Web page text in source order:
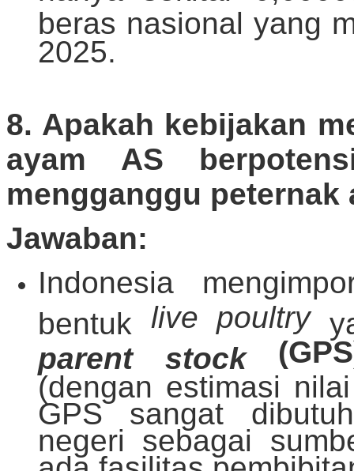
beras nasional yang
2025.
8. Apakah kebijakan
ayam AS
mengganggu peternak
Jawaban:
Indonesia
bentuk live poultry
parent stock
(dengan estimasi
GPS sangat
negeri sebagai
ada fasilitas